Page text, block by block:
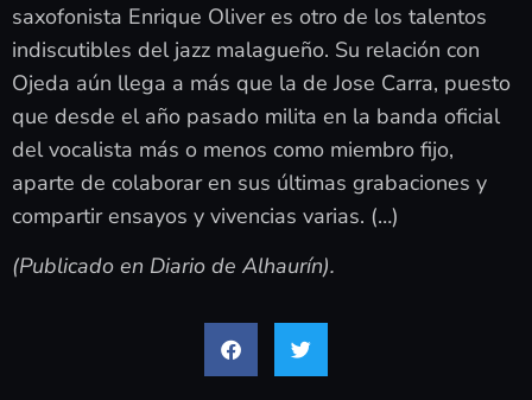
saxofonista Enrique Oliver es otro de los talentos
indiscutibles del jazz malagueño. Su relación con
Ojeda aún llega a más que la de Jose Carra, puesto
que desde el año pasado milita en la banda oficial
del vocalista más o menos como miembro fijo,
aparte de colaborar en sus últimas grabaciones y
compartir ensayos y vivencias varias. (…)
(Publicado en Diario de Alhaurín).